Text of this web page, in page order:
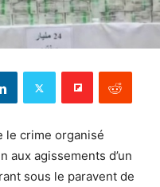
le crime organisé
aux agissements d’un
sous le paravent de